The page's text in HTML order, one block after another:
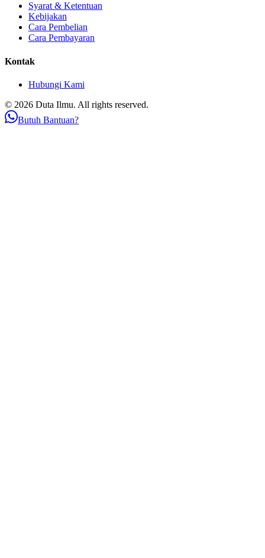
Syarat & Ketentuan
Kebijakan
Cara Pembelian
Cara Pembayaran
Kontak
Hubungi Kami
© 2026 Duta Ilmu. All rights reserved.
Butuh Bantuan?